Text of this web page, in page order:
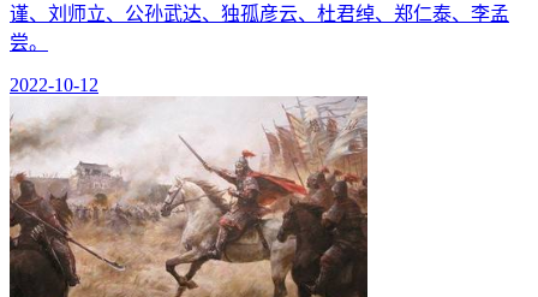
谨、刘师立、公孙武达、独孤彦云、杜君绰、郑仁泰、李孟
尝。
2022-10-12